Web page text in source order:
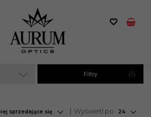
Filtry
sprzedające się Wyświetl po
pop 24